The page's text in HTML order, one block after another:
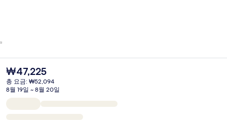
현
재
가
격
은
₩47,225
₩47,225
총 요금: ₩52,094
8월 19일 ~ 8월 20일